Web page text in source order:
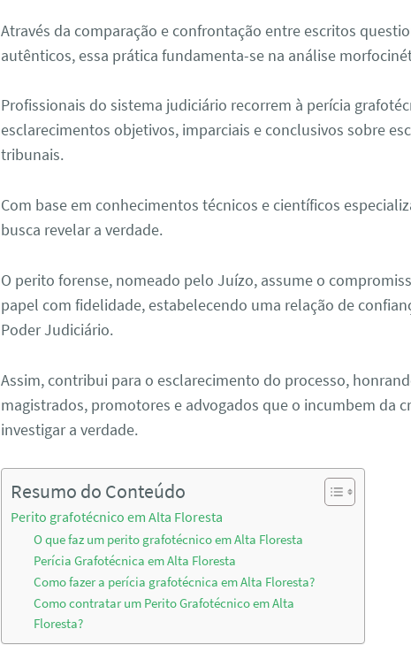
Através da comparação e confrontação entre escritos
autênticos, essa prática fundamenta-se na análise
Profissionais do sistema judiciário recorrem à perícia
esclarecimentos objetivos, imparciais e conclusivos sobre
tribunais.
Com base em conhecimentos técnicos e científicos
busca revelar a verdade.
O perito forense, nomeado pelo Juízo, assume o
papel com fidelidade, estabelecendo uma relação de
Poder Judiciário.
Assim, contribui para o esclarecimento do processo,
magistrados, promotores e advogados que o incumbem da
investigar a verdade.
Resumo do Conteúdo
Perito grafotécnico em Alta Floresta
O que faz um perito grafotécnico em Alta Floresta
Perícia Grafotécnica em Alta Floresta
Como fazer a perícia grafotécnica em Alta Floresta?
Como contratar um Perito Grafotécnico em Alta
Floresta?